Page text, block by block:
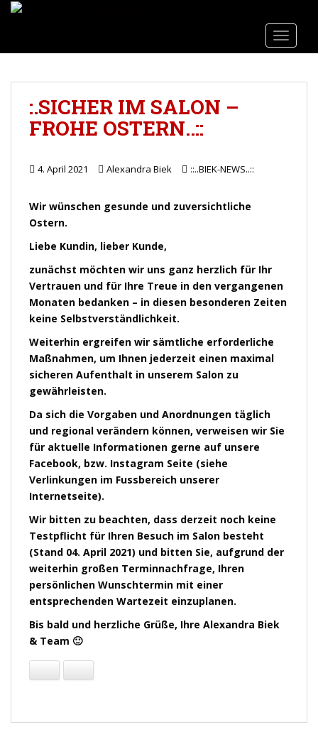
Direkt
wechseln
p
:.SICHER IM SALON –
FROHE OSTERN..::
4. April 2021 Alexandra Biek ::..BIEK-NEWS..::
Wir wünschen gesunde und zuversichtliche
Ostern.
Liebe Kundin, lieber Kunde,
zunächst möchten wir uns ganz herzlich für Ihr
Vertrauen und für Ihre Treue in den vergangenen
Monaten bedanken – in diesen besonderen Zeiten
keine Selbstverständlichkeit.
Weiterhin ergreifen wir sämtliche erforderliche
Maßnahmen, um Ihnen jederzeit einen maximal
sicheren Aufenthalt in unserem Salon zu
gewährleisten.
Da sich die Vorgaben und Anordnungen täglich
und regional verändern können, verweisen wir Sie
für aktuelle Informationen gerne auf unsere
Facebook, bzw. Instagram Seite (siehe
Verlinkungen im Fussbereich unserer
Internetseite).
Wir bitten zu beachten, dass derzeit noch keine
Testpflicht für Ihren Besuch im Salon besteht
(Stand 04. April 2021) und bitten Sie, aufgrund der
weiterhin großen Terminnachfrage, Ihren
persönlichen Wunschtermin mit einer
entsprechenden Wartezeit einzuplanen.
Bis bald und herzliche Grüße, Ihre Alexandra Biek
& Team 🙂